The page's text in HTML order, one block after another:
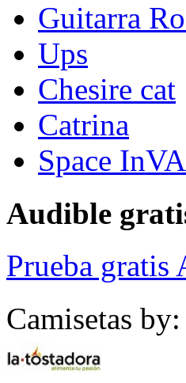
Guitarra
Ups
Chesire cat
Catrina
Space
Audible
Prueba gratis
Camisetas